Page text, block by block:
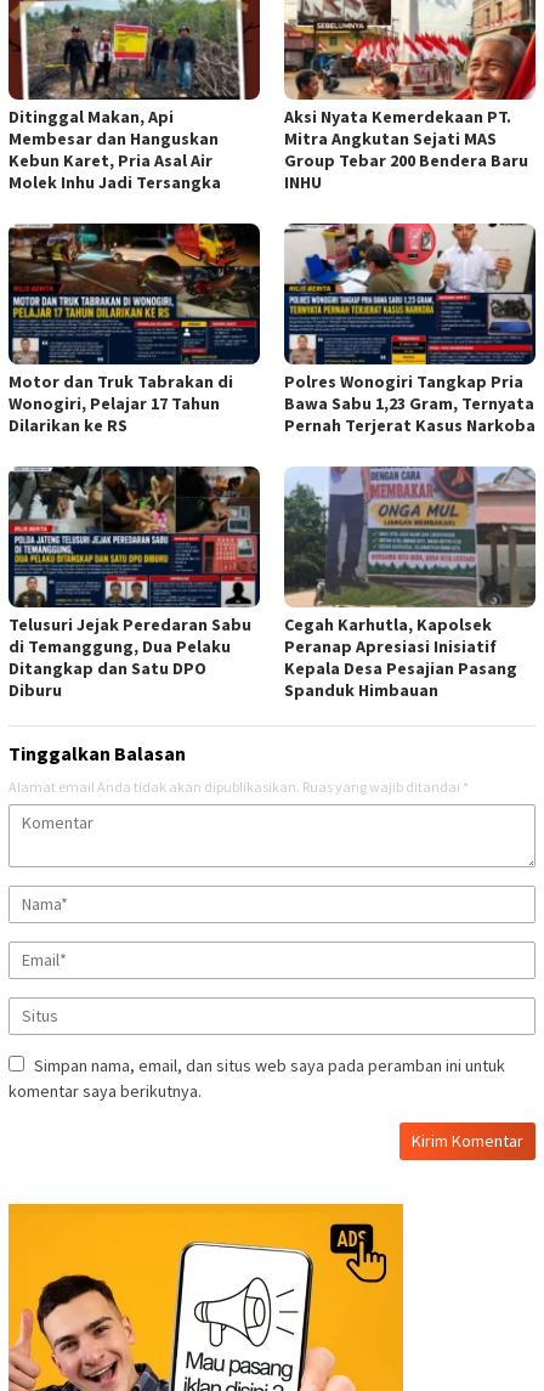
Ditinggal Makan, Api
Membesar dan Hanguskan
Kebun Karet, Pria Asal Air
Molek Inhu Jadi Tersangka
Aksi Nyata Kemerdekaan PT.
Mitra Angkutan Sejati MAS
Group Tebar 200 Bendera Baru
INHU
Motor dan Truk Tabrakan di
Wonogiri, Pelajar 17 Tahun
Dilarikan ke RS
Polres Wonogiri Tangkap Pria
Bawa Sabu 1,23 Gram, Ternyata
Pernah Terjerat Kasus Narkoba
Telusuri Jejak Peredaran Sabu
di Temanggung, Dua Pelaku
Ditangkap dan Satu DPO
Diburu
Cegah Karhutla, Kapolsek
Peranap Apresiasi Inisiatif
Kepala Desa Pesajian Pasang
Spanduk Himbauan
Tinggalkan Balasan
Alamat email Anda tidak akan dipublikasikan. Ruas yang wajib ditandai *
Simpan nama, email, dan situs web saya pada peramban ini untuk
komentar saya berikutnya.